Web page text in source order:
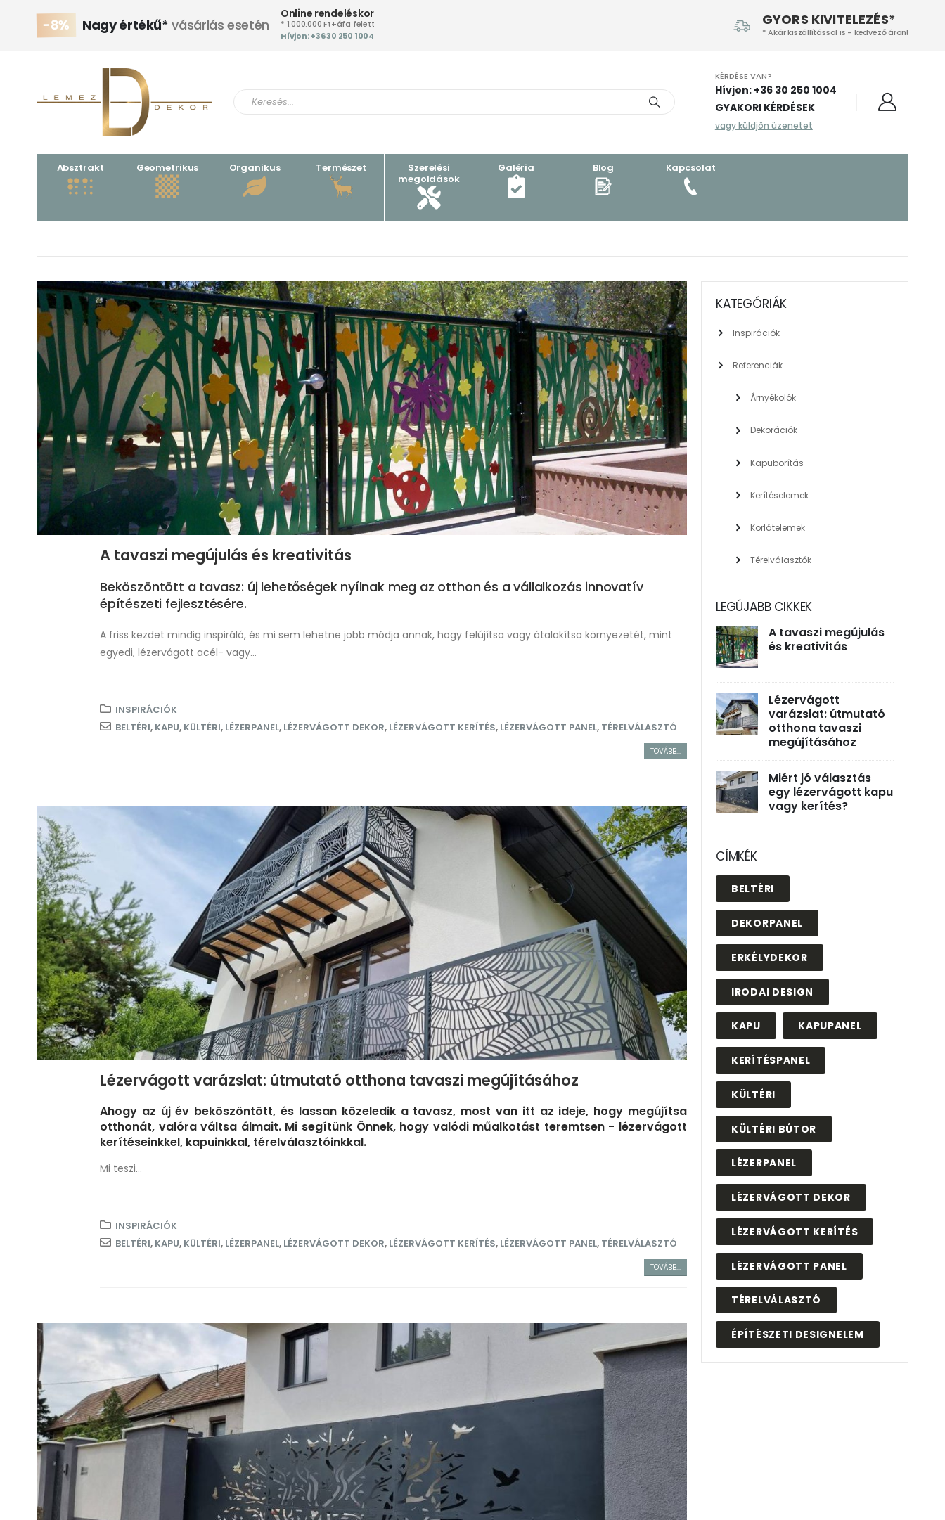
GYORS KIVITELEZÉS*
* Akár kiszállítással is - kedvező áron!
-8% Nagy értékű* vásárlás esetén
Online rendeléskor
* 1.000.000 Ft+áfa felett
Hívjon: +36 30 250 1004‬
KÉRDÉSE VAN?
Hívjon: +36 30 250 1004‬
GYAKORI KÉRDÉSEK
vagy küldjön üzenetet
Absztrakt Geometrikus Organikus Természet
Szerelési
megoldások
Galéria Blog Kapcsolat
A tavaszi megújulás és kreativitás
Beköszöntött a tavasz: új lehetőségek nyílnak meg az otthon és a vállalkozás innovatív
építészeti fejlesztésére.
A friss kezdet mindig inspiráló, és mi sem lehetne jobb módja annak, hogy felújítsa vagy átalakítsa környezetét, mint
egyedi, lézervágott acél- vagy...
INSPIRÁCIÓK
BELTÉRI, KAPU, KÜLTÉRI, LÉZERPANEL, LÉZERVÁGOTT DEKOR, LÉZERVÁGOTT KERÍTÉS, LÉZERVÁGOTT PANEL, TÉRELVÁLASZTÓ
TOVÁBB...
Lézervágott varázslat: útmutató otthona tavaszi megújításához
Ahogy az új év beköszöntött, és lassan közeledik a tavasz, most van itt az ideje, hogy megújítsa
otthonát, valóra váltsa álmait. Mi segítünk Önnek, hogy valódi műalkotást teremtsen - lézervágott
kerítéseinkkel, kapuinkkal, térelválasztóinkkal.
Mi teszi...
INSPIRÁCIÓK
BELTÉRI, KAPU, KÜLTÉRI, LÉZERPANEL, LÉZERVÁGOTT DEKOR, LÉZERVÁGOTT KERÍTÉS, LÉZERVÁGOTT PANEL, TÉRELVÁLASZTÓ
TOVÁBB...
KATEGÓRIÁK
Inspirációk
Referenciák
Árnyékolók
Dekorációk
Kapuborítás
Kerítéselemek
Korlátelemek
Térelválasztók
LEGÚJABB CIKKEK
A tavaszi megújulás
és kreativitás
Lézervágott
varázslat: útmutató
otthona tavaszi
megújításához
Miért jó választás
egy lézervágott kapu
vagy kerítés?
CÍMKÉK
BELTÉRI
DEKORPANEL
ERKÉLYDEKOR
IRODAI DESIGN
KAPU KAPUPANEL
KERÍTÉSPANEL
KÜLTÉRI
KÜLTÉRI BÚTOR
LÉZERPANEL
LÉZERVÁGOTT DEKOR
LÉZERVÁGOTT KERÍTÉS
LÉZERVÁGOTT PANEL
TÉRELVÁLASZTÓ
ÉPÍTÉSZETI DESIGNELEM